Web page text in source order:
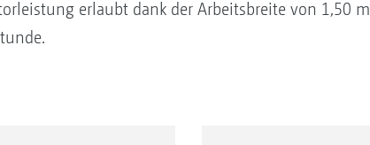
erlaubt dank der Arbeitsbreite von 1,50 m